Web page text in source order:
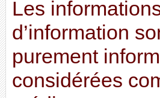
Les
d’information
purement
considérées